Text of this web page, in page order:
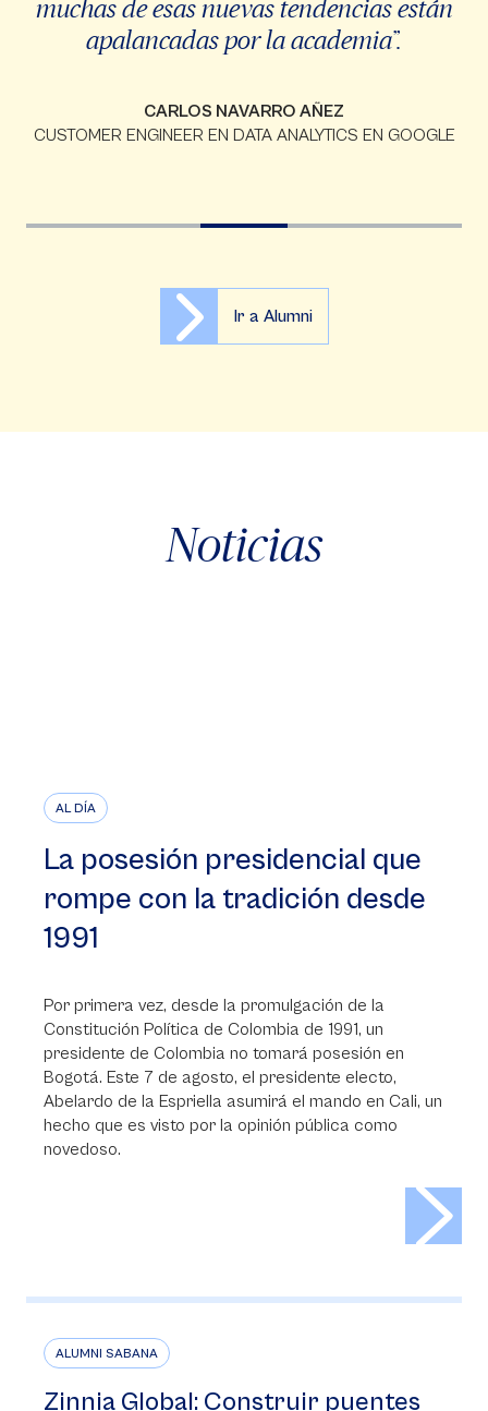
muchas de esas nuevas tendencias están
apalancadas por la academia”.
CARLOS NAVARRO AÑEZ
CUSTOMER ENGINEER EN DATA ANALYTICS EN GOOGLE
Ir a Alumni
Noticias
AL DÍA
La posesión presidencial que
rompe con la tradición desde
1991
Por primera vez, desde la promulgación de la
Constitución Política de Colombia de 1991, un
presidente de Colombia no tomará posesión en
Bogotá. Este 7 de agosto, el presidente electo,
Abelardo de la Espriella asumirá el mando en Cali, un
hecho que es visto por la opinión pública como
novedoso.
ALUMNI SABANA
Zinnia Global: Construir puentes